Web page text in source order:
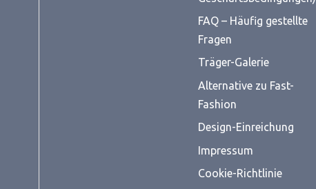
FAQ – Häufig gestellte
Fragen
Träger-Galerie
Alternative zu Fast-
Fashion
Design-Einreichung
Impressum
Cookie-Richtlinie